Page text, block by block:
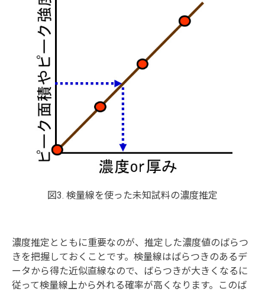
図3. 検量線を使った未知試料の濃度推定
濃度推定とともに重要なのが、推定した濃度値のばらつ
きを把握しておくことです。検量線はばらつきのあるデ
ータから得た近似直線なので、ばらつきが大きくなるに
従って検量線上から外れる確率が高くなります。このば